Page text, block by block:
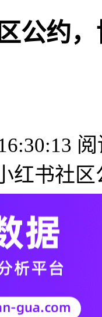
公约
红书社